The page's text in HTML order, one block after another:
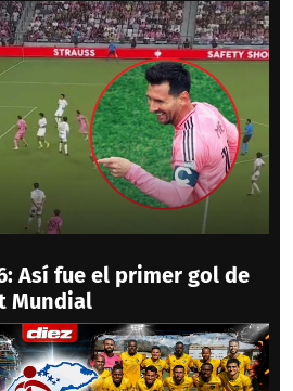
Así fue el primer gol de
Mundial